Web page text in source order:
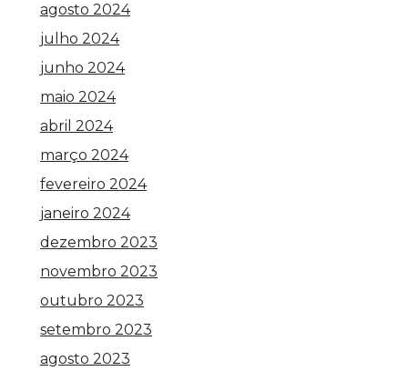
agosto 2024
julho 2024
junho 2024
maio 2024
abril 2024
março 2024
fevereiro 2024
janeiro 2024
dezembro 2023
novembro 2023
outubro 2023
setembro 2023
agosto 2023